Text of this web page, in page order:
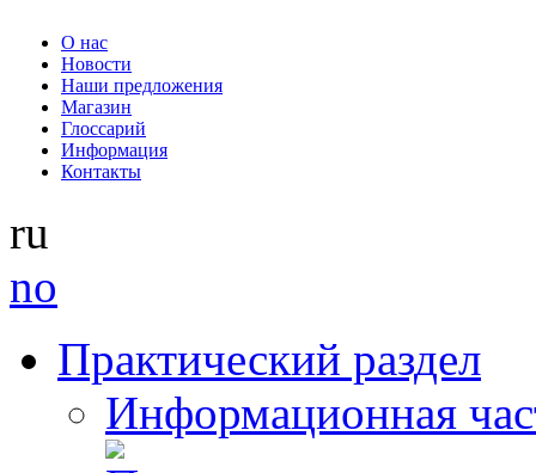
О нас
Новости
Наши предложения
Магазин
Глоссарий
Информация
Контакты
ru
no
Практический раздел
Информационная